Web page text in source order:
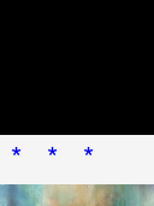
* * *